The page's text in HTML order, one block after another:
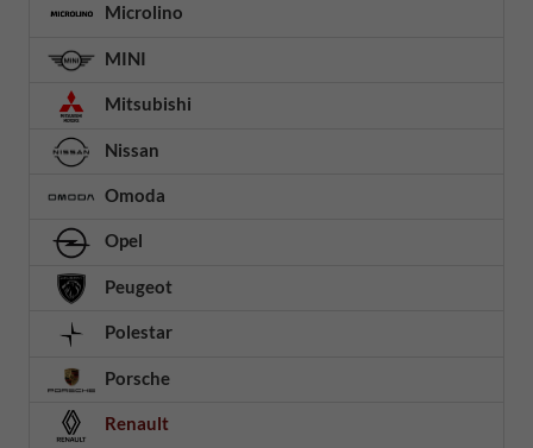
Microlino
MINI
Mitsubishi
Nissan
Omoda
Opel
Peugeot
Polestar
Porsche
Renault